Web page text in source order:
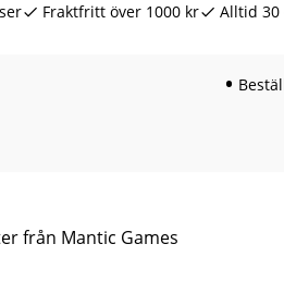
Fraktfritt över 1000 kr Alltid 30
från Mantic Games